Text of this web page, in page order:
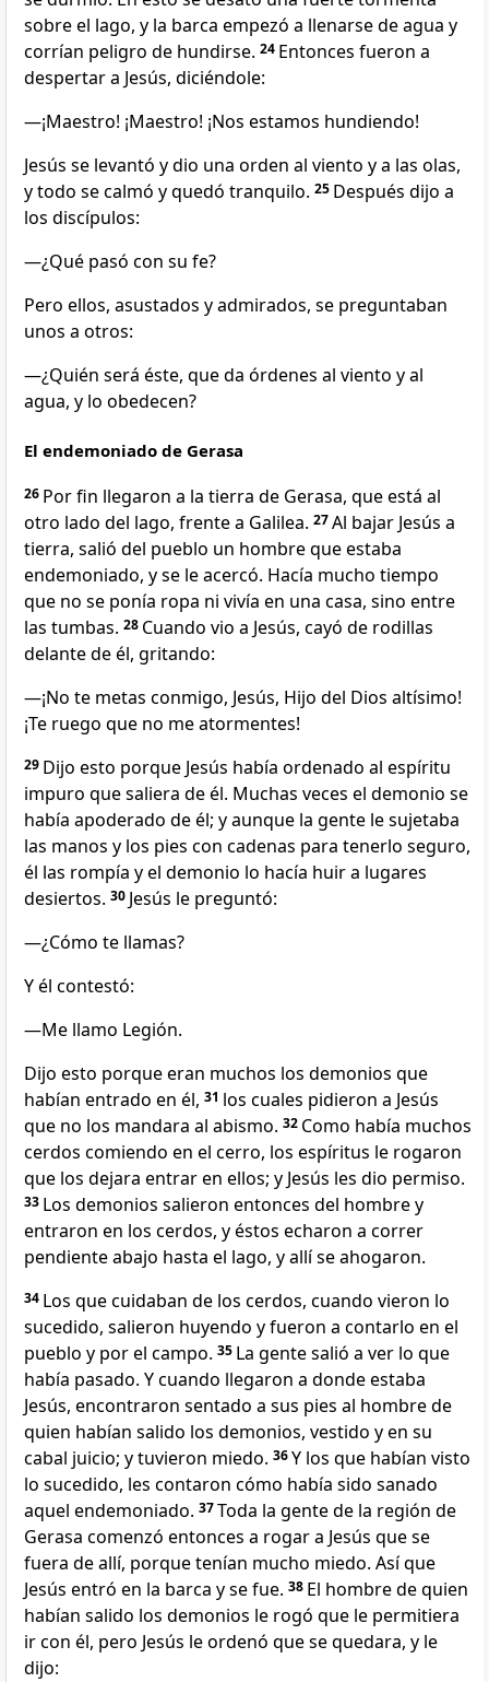
sobre el lago, y la barca empezó a llenarse de agua y
corrían peligro de hundirse. 24 Entonces fueron a
despertar a Jesús, diciéndole:
—¡Maestro! ¡Maestro! ¡Nos estamos hundiendo!
Jesús se levantó y dio una orden al viento y a las olas,
y todo se calmó y quedó tranquilo. 25 Después dijo a
los discípulos:
—¿Qué pasó con su fe?
Pero ellos, asustados y admirados, se preguntaban
unos a otros:
—¿Quién será éste, que da órdenes al viento y al
agua, y lo obedecen?
El endemoniado de Gerasa
26 Por fin llegaron a la tierra de Gerasa, que está al
otro lado del lago, frente a Galilea. 27Al bajar Jesús a
tierra, salió del pueblo un hombre que estaba
endemoniado, y se le acercó. Hacía mucho tiempo
que no se ponía ropa ni vivía en una casa, sino entre
las tumbas. 28 Cuando vio a Jesús, cayó de rodillas
delante de él, gritando:
—¡No te metas conmigo, Jesús, Hijo del Dios altísimo!
¡Te ruego que no me atormentes!
29 Dijo esto porque Jesús había ordenado al espíritu
impuro que saliera de él. Muchas veces el demonio se
había apoderado de él; y aunque la gente le sujetaba
las manos y los pies con cadenas para tenerlo seguro,
él las rompía y el demonio lo hacía huir a lugares
desiertos. 30 Jesús le preguntó:
—¿Cómo te llamas?
Y él contestó:
—Me llamo Legión.
Dijo esto porque eran muchos los demonios que
habían entrado en él, 31 los cuales pidieron a Jesús
que no los mandara al abismo. 32 Como había muchos
cerdos comiendo en el cerro, los espíritus le rogaron
que los dejara entrar en ellos; y Jesús les dio permiso.
33 Los demonios salieron entonces del hombre y
entraron en los cerdos, y éstos echaron a correr
pendiente abajo hasta el lago, y allí se ahogaron.
34 Los que cuidaban de los cerdos, cuando vieron lo
sucedido, salieron huyendo y fueron a contarlo en el
pueblo y por el campo. 35 La gente salió a ver lo que
había pasado. Y cuando llegaron a donde estaba
Jesús, encontraron sentado a sus pies al hombre de
quien habían salido los demonios, vestido y en su
cabal juicio; y tuvieron miedo. 36Y los que habían visto
lo sucedido, les contaron cómo había sido sanado
aquel endemoniado. 37Toda la gente de la región de
Gerasa comenzó entonces a rogar a Jesús que se
fuera de allí, porque tenían mucho miedo. Así que
Jesús entró en la barca y se fue. 38 El hombre de quien
habían salido los demonios le rogó que le permitiera
ir con él, pero Jesús le ordenó que se quedara, y le
dijo: